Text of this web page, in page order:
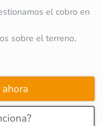
el cobro en
sobre el terreno,